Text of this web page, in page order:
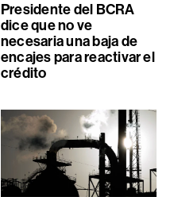
Presidente del BCRA
dice que no ve
necesaria una baja de
encajes para reactivar el
crédito